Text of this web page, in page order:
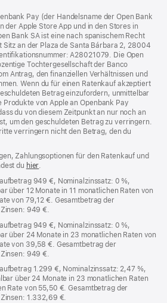
Pay (der Handelsname der Open Bank
der Apple Store App und in den Stores in
Bank SA ist eine nach spanischem Recht
Sitz an der Plaza de Santa Bárbara 2, 28004
A28021079. Die Open
Tochtergesellschaft der Banco
Antrag, den finanziellen Verhältnissen und
Wenn du für einen Ratenkauf akzeptiert
Betrag einzufordern, unmittelbar
Produkte von Apple an Openbank Pay
du von diesem Zeitpunkt an nur noch an
um den geschuldeten Betrag zu verringern.
verringern nicht den Betrag, den du
Zahlungsoptionen für den Ratenkauf und
du hier(Öffnet
neues
Fenster)
.
949 €, Nominalzinssatz: 0 %,
über 12 Monate in 11 monatlichen Raten von
von 79,12 €. Gesamtbetrag der
949 €.
949 €, Nominalzinssatz: 0 %,
über 24 Monate in 23 monatlichen Raten von
von 39,58 €. Gesamtbetrag der
949 €.
1.299 €, Nominalzinssatz: 2,47 %,
über 24 Monate in 23 monatlichen Raten
Rate von 55,50 €. Gesamtbetrag der
1.332,69 €.